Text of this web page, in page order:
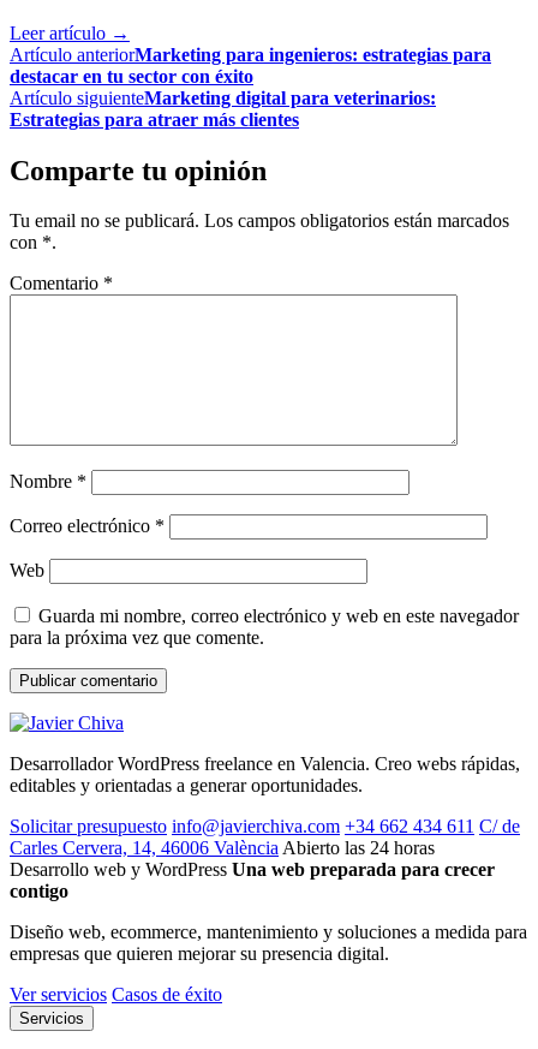
Leer artículo →
Artículo anteriorMarketing para ingenieros: estrategias para
destacar en tu sector con éxito
Artículo siguienteMarketing digital para veterinarios:
Estrategias para atraer más clientes
Comparte tu opinión
Tu email no se publicará. Los campos obligatorios están marcados
con *.
Comentario *
Nombre *
Correo electrónico *
Web
Guarda mi nombre, correo electrónico y web en este navegador
para la próxima vez que comente.
Desarrollador WordPress freelance en Valencia. Creo webs rápidas,
editables y orientadas a generar oportunidades.
Solicitar presupuesto info@javierchiva.com +34 662 434 611 C/ de
Carles Cervera, 14, 46006 ValènciaAbierto las 24 horas
Desarrollo web y WordPress Una web preparada para crecer
contigo
Diseño web, ecommerce, mantenimiento y soluciones a medida para
empresas que quieren mejorar su presencia digital.
Ver servicios Casos de éxito
Servicios